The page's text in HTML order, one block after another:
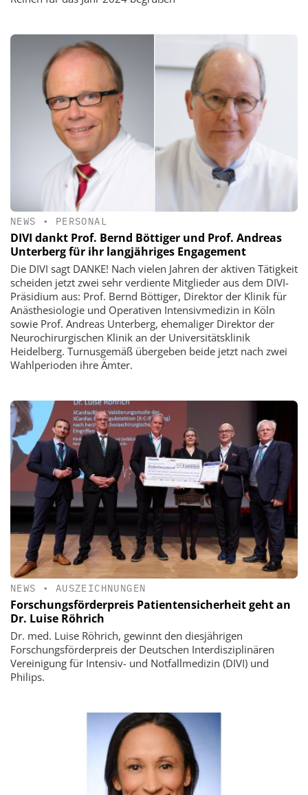
NEWS • PERSONAL
DIVI dankt Prof. Bernd Böttiger und Prof. Andreas
Unterberg für ihr langjähriges Engagement
Die DIVI sagt DANKE! Nach vielen Jahren der aktiven Tätigkeit
scheiden jetzt zwei sehr verdiente Mitglieder aus dem DIVI-
Präsidium aus: Prof. Bernd Böttiger, Direktor der Klinik für
Anästhesiologie und Operativen Intensivmedizin in Köln
sowie Prof. Andreas Unterberg, ehemaliger Direktor der
Neurochirurgischen Klinik an der Universitätsklinik
Heidelberg. Turnusgemäß übergeben beide jetzt nach zwei
Wahlperioden ihre Ämter.
NEWS • AUSZEICHNUNGEN
Forschungsförderpreis Patientensicherheit geht an
Dr. Luise Röhrich
Dr. med. Luise Röhrich, gewinnt den diesjährigen
Forschungsförderpreis der Deutschen Interdisziplinären
Vereinigung für Intensiv- und Notfallmedizin (DIVI) und
Philips.